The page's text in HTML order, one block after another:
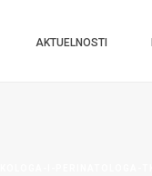
AKTUELNOSTI